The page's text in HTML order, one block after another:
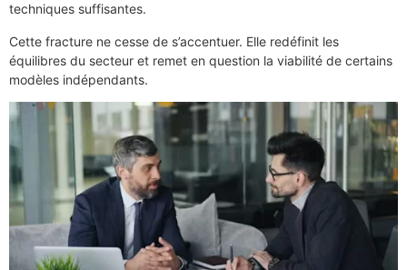
techniques suffisantes.
Cette fracture ne cesse de s’accentuer. Elle redéfinit les
équilibres du secteur et remet en question la viabilité de certains
modèles indépendants.